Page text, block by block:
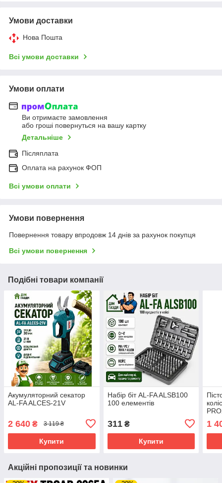
Умови доставки
Нова Пошта
Всі умови доставки
Умови оплати
Ви отримаєте замовлення
або гроші повернуться на вашу картку
Детальніше
Післяплата
Оплата на рахунок ФОП
Всі умови оплати
Умови повернення
Повернення товару впродовж 14 днів за рахунок покупця
Всі умови повернення
Подібні товари компанії
Акумуляторний секатор
AL-FA ALCES-21V
2 640 ₴ 3 119 ₴
Купити
Набір біт AL-FA ALSB100
100 елементів
311₴
Купити
1
Акційні пропозиції та новинки